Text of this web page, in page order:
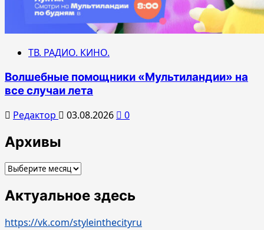
ТВ. РАДИО. КИНО.
Волшебные помощники «Мультиландии» на
все случаи лета
Редактор 03.08.2026 0
Архивы
Архивы
Актуальное здесь
https://vk.com/styleinthecityru